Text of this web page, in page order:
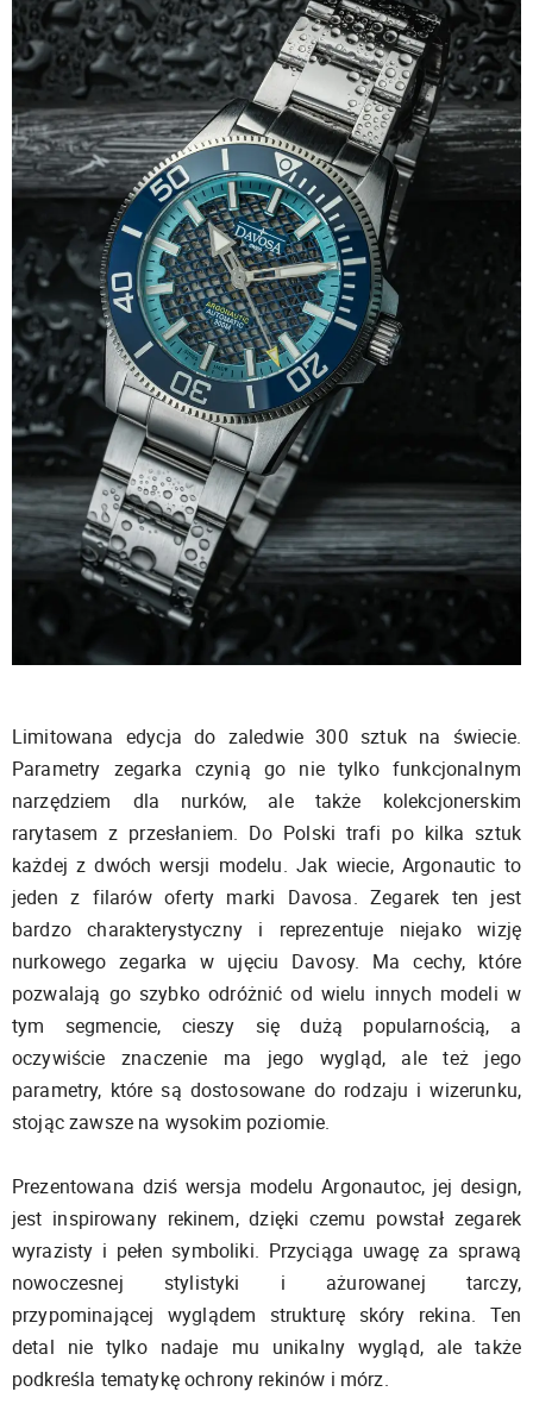
Limitowana edycja do zaledwie 300 sztuk na świecie.
Parametry zegarka czynią go nie tylko funkcjonalnym
narzędziem dla nurków, ale także kolekcjonerskim
rarytasem z przesłaniem. Do Polski trafi po kilka sztuk
każdej z dwóch wersji modelu. Jak wiecie, Argonautic to
jeden z filarów oferty marki Davosa. Zegarek ten jest
bardzo charakterystyczny i reprezentuje niejako wizję
nurkowego zegarka w ujęciu Davosy. Ma cechy, które
pozwalają go szybko odróżnić od wielu innych modeli w
tym segmencie, cieszy się dużą popularnością, a
oczywiście znaczenie ma jego wygląd, ale też jego
parametry, które są dostosowane do rodzaju i wizerunku,
stojąc zawsze na wysokim poziomie.
Prezentowana dziś wersja modelu Argonautoc, jej design,
jest inspirowany rekinem, dzięki czemu powstał zegarek
wyrazisty i pełen symboliki. Przyciąga uwagę za sprawą
nowoczesnej stylistyki i ażurowanej tarczy,
przypominającej wyglądem strukturę skóry rekina. Ten
detal nie tylko nadaje mu unikalny wygląd, ale także
podkreśla tematykę ochrony rekinów i mórz.